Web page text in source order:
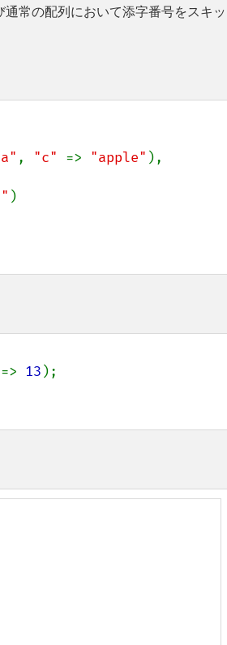
常の配列において添字番号をスキッ
, "c" => "apple" ),
)
=> 13